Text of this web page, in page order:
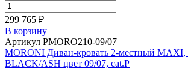
299 765 ₽
В корзину
Артикул PMORO210-09/07
MORONI Диван-кровать 2-местный MAXI,
BLACK/ASH цвет 09/07, cat.P